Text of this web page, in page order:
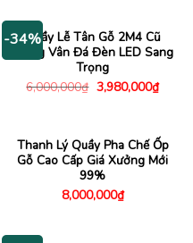
-34%Quầy Lễ Tân Gỗ 2M4 Cũ
Trắng Vân Đá Đèn LED Sang
Trọng
6,000,000₫ Giá
gốc
3,980,000₫Giá
hiện
Thanh Lý Quầy Pha Chế Ốp
Gỗ Cao Cấp Giá Xưởng Mới
99%
8,000,000₫